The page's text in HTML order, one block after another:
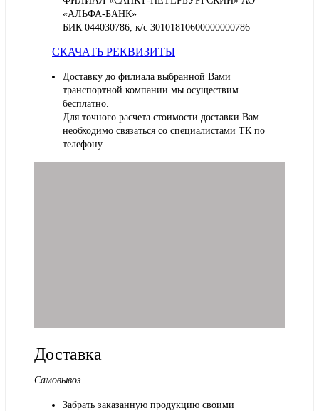
«АЛЬФА-БАНК»
БИК 044030786, к/с 30101810600000000786
СКАЧАТЬ РЕКВИЗИТЫ
Доставку до филиала выбранной Вами
транспортной компании мы осуществим
бесплатно.
Для точного расчета стоимости доставки Вам
необходимо связаться со специалистами ТК по
телефону.
Доставка
Самовывоз
Забрать заказанную продукцию своими